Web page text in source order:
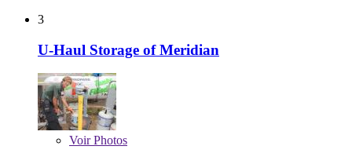
3
U-Haul Storage of Meridian
VoirPhotos